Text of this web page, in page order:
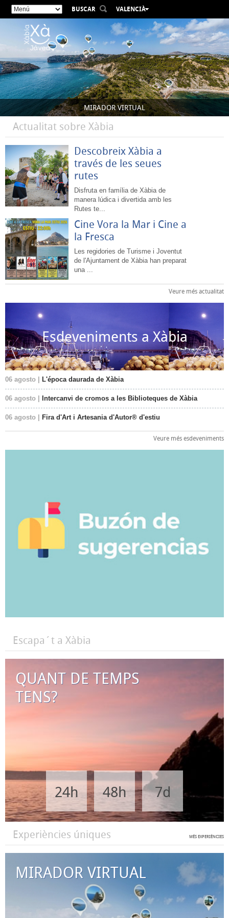
BUSCAR
VALENCIÀ
ESPAÑOL
ENGLISH
FRANÇAIS
DEUTSCH
РУССКИЙ
MIRADOR VIRTUAL
Actualitat sobre Xàbia
Descobreix Xàbia a
través de les seues
rutes
Disfruta en família de Xàbia de
manera lúdica i divertida amb les
Rutes te...
Cine Vora la Mar i Cine a
la Fresca
Les regidories de Turisme i Joventut
de l'Ajuntament de Xàbia han preparat
una ...
Veure més actualitat
Esdeveniments a Xàbia
06 agosto | L'época daurada de Xàbia
06 agosto | Intercanvi de cromos a les Biblioteques de Xàbia
06 agosto | Fira d'Art i Artesania d'Autor® d'estiu
Veure més esdeveniments
Escapa´t a Xàbia
QUANT DE TEMPS
TENS?
24h 48h 7d
Experiències úniques MÉS EXPERIÈNCIES
MIRADOR VIRTUAL